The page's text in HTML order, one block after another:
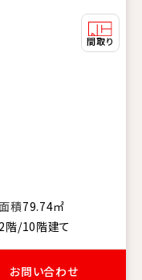
積79.74㎡
2階/10階建て
お問い合わせ